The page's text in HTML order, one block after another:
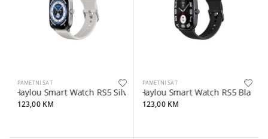
PAMETNI SAT
Haylou Smart Watch RS5 Silver + narukvica gratis
123,00 KM
PAMETNI SAT
Haylou Smart Watch RS5 Black
123,00 KM